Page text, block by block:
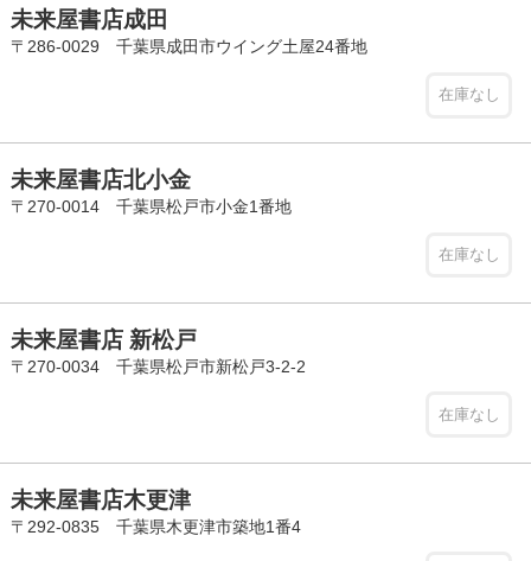
未来屋書店成田
〒286-0029 千葉県成田市ウイング土屋24番地
在庫なし
未来屋書店北小金
〒270-0014 千葉県松戸市小金1番地
在庫なし
未来屋書店 新松戸
〒270-0034 千葉県松戸市新松戸3-2-2
在庫なし
未来屋書店木更津
〒292-0835 千葉県木更津市築地1番4